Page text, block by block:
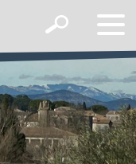
le
Afficher
formulaire
de
recherche